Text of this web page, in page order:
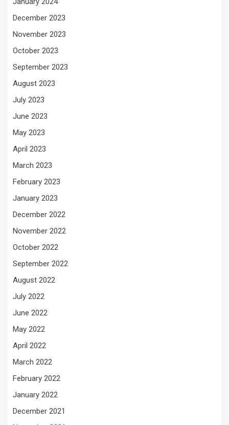
December 2023
November 2023
October 2023
September 2023
August 2023
July 2023
June 2023
May 2023
April 2023
March 2023
February 2023
January 2023
December 2022
November 2022
October 2022
September 2022
August 2022
July 2022
June 2022
May 2022
April 2022
March 2022
February 2022
January 2022
December 2021